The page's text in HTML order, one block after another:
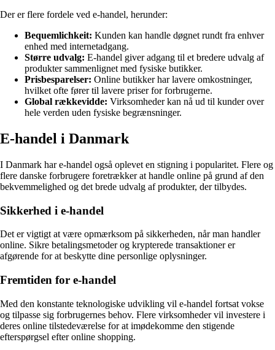
Der er flere fordele ved e-handel, herunder:
Bequemlichkeit: Kunden kan handle døgnet rundt fra enhver
enhed med internetadgang.
Større udvalg: E-handel giver adgang til et bredere udvalg af
produkter sammenlignet med fysiske butikker.
Prisbesparelser: Online butikker har lavere omkostninger,
hvilket ofte fører til lavere priser for forbrugerne.
Global rækkevidde: Virksomheder kan nå ud til kunder over
hele verden uden fysiske begrænsninger.
E-handel i Danmark
I Danmark har e-handel også oplevet en stigning i popularitet. Flere og
flere danske forbrugere foretrækker at handle online på grund af den
bekvemmelighed og det brede udvalg af produkter, der tilbydes.
Sikkerhed i e-handel
Det er vigtigt at være opmærksom på sikkerheden, når man handler
online. Sikre betalingsmetoder og krypterede transaktioner er
afgørende for at beskytte dine personlige oplysninger.
Fremtiden for e-handel
Med den konstante teknologiske udvikling vil e-handel fortsat vokse
og tilpasse sig forbrugernes behov. Flere virksomheder vil investere i
deres online tilstedeværelse for at imødekomme den stigende
efterspørgsel efter online shopping.